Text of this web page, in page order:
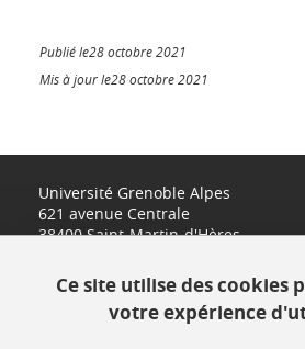
Publié le28 octobre 2021
Mis à jour le28 octobre 2021
Université Grenoble Alpes
621 avenue Centrale
38400 Saint-Martin-d'Hères
Ce site utilise des cookies
votre expérience